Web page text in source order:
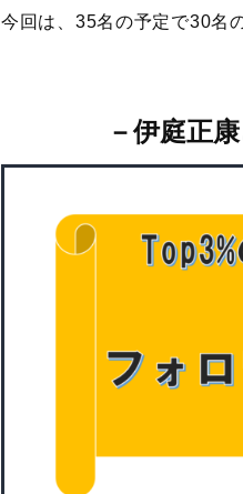
今回は、35名の予定で30名
－伊庭正